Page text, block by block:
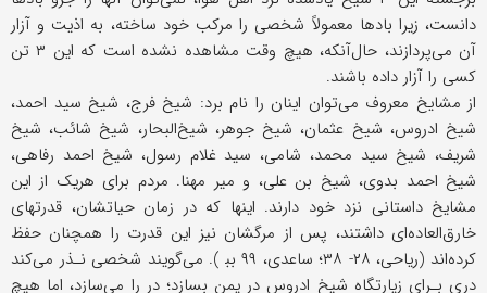
دانست، زیرا بادها معمولاً شخصی را مرکب خود ساخته، به اذیت و آزار
آن می‌پردازند، حال‌آنکه، هیچ وقت مشاهده نشده است که این ۳ تن
کسی را آزار داده باشند.
از مشایخ معروف می‌توان اینان را نام برد: شیخ فرج، شیخ سید احمد،
شیخ ادروس، شیخ عثمان، شیخ جوهر، شیخ‌البحار، شیخ شائب، شیخ
شریف، شیخ سید محمد، شامی، سید غلام رسول، شیخ احمد رفاهی،
شیخ احمد بدوی، شیخ بن علی، و میر مهنا. مردم برای هریک از این
مشایخ داستانی نزد خود دارند. اینها که در زمان حیاتشان، قدرتهای
خارق‌العاده‌ای داشتند، پس از مرگشان نیز این قدرت را همچنان حفظ
کرده‌اند (ریاحی، ۲۸- ۳۸؛ ساعدی، ۹۹ بب‍‌‌ ). می‌گویند شخصی نـذر می‌کند
دری بـرای زیارتگاه شیخ ادروس در یمن بسازد؛ در را می‌سازد، اما هیچ